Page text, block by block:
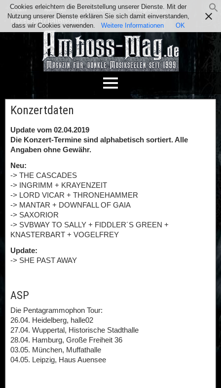
Team Kontakt Facebook
Instagram
Impressum / Datenschutz
Konzertdaten
Update vom 02.04.2019
Die Konzert-Termine sind alphabetisch sortiert. Alle
Angaben ohne Gewähr.
Neu:
-> THE CASCADES
-> INGRIMM + KRAYENZEIT
-> LORD VICAR + THRONEHAMMER
-> MANTAR + DOWNFALL OF GAIA
-> SAXORIOR
-> SVBWAY TO SALLY + FIDDLER´S GREEN +
KNASTERBART + VOGELFREY
Update:
-> SHE PAST AWAY
ASP
Die Pentagrammophon Tour:
26.04. Heidelberg, halle02
27.04. Wuppertal, Historische Stadthalle
28.04. Hamburg, Große Freiheit 36
03.05. München, Muffathalle
04.05. Leipzig, Haus Auensee
Cookies erleichtern die Bereitstellung unserer Dienste. Mit der
Nutzung unserer Dienste erklären Sie sich damit einverstanden,
dass wir Cookies verwenden.
Weitere Informationen OK